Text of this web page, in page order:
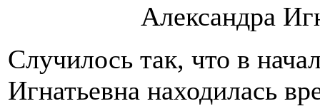
Александра
Случилось так, что в
Игнатьевна находилась